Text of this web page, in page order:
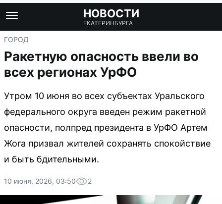
НОВОСТИ
ЕКАТЕРИНБУРГА
ГОРОД
Ракетную опасность ввели во
всех регионах УрФО
Утром 10 июня во всех субъектах Уральского
федерального округа введен режим ракетной
опасности, полпред президента в УрФО Артем
Жога призвал жителей сохранять спокойствие
и быть бдительными.
10 июня, 2026, 03:50 2